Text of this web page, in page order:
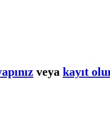
veya kayıt